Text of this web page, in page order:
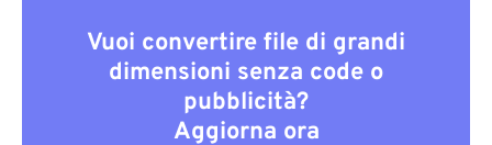
Vuoi convertire file di grandi
dimensioni senza code o
pubblicità?
Aggiorna ora